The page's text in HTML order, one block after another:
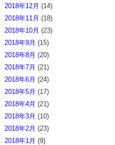
2018年12月 (14)
2018年11月 (18)
2018年10月 (23)
2018年9月 (15)
2018年8月 (20)
2018年7月 (21)
2018年6月 (24)
2018年5月 (17)
2018年4月 (21)
2018年3月 (10)
2018年2月 (23)
2018年1月 (9)